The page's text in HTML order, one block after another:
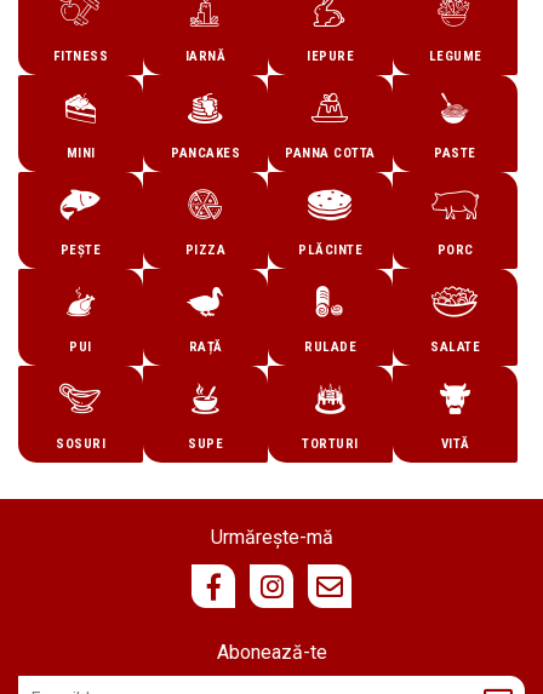
FITNESS IARNĂ IEPURE LEGUME
MINI PANCAKES PANNA COTTA PASTE
PEȘTE PIZZA PLĂCINTE PORC
PUI RAȚĂ RULADE SALATE
SOSURI SUPE TORTURI VITĂ
Abonează-te
Urmărește-mă